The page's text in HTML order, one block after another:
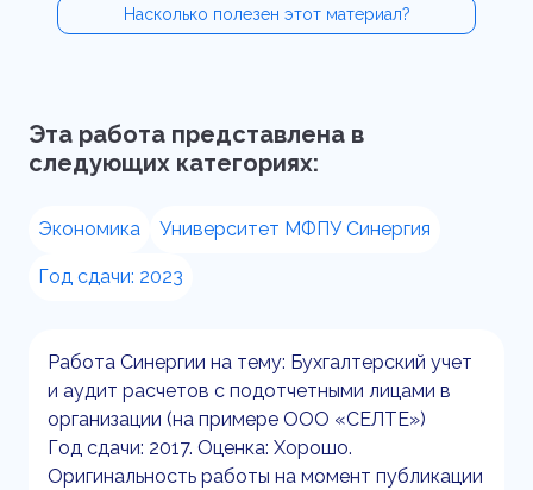
Насколько полезен этот материал?
Эта работа представлена в
следующих категориях:
Экономика Университет МФПУ Синергия
Год сдачи: 2023
Работа Синергии на тему: Бухгалтерский учет
и аудит расчетов с подотчетными лицами в
организации (на примере ООО «СЕЛТЕ»)
Год сдачи: 2017. Оценка: Хорошо.
Оригинальность работы на момент публикации